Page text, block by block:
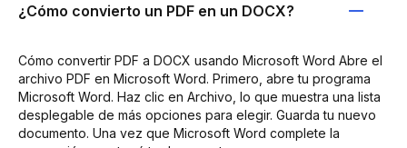
¿Cómo convierto un PDF en un DOCX?
Cómo convertir PDF a DOCX usando Microsoft Word Abre el
archivo PDF en Microsoft Word. Primero, abre tu programa
Microsoft Word. Haz clic en Archivo, lo que muestra una lista
desplegable de más opciones para elegir. Guarda tu nuevo
documento. Una vez que Microsoft Word complete la